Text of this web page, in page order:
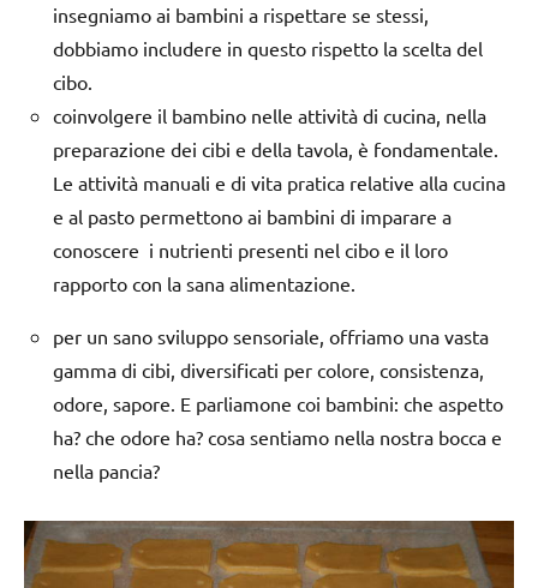
insegniamo ai bambini a rispettare se stessi,
dobbiamo includere in questo rispetto la scelta del
cibo.
coinvolgere il bambino nelle attività di cucina, nella
preparazione dei cibi e della tavola, è fondamentale.
Le attività manuali e di vita pratica relative alla cucina
e al pasto permettono ai bambini di imparare a
conoscere i nutrienti presenti nel cibo e il loro
rapporto con la sana alimentazione.
per un sano sviluppo sensoriale, offriamo una vasta
gamma di cibi, diversificati per colore, consistenza,
odore, sapore. E parliamone coi bambini: che aspetto
ha? che odore ha? cosa sentiamo nella nostra bocca e
nella pancia?